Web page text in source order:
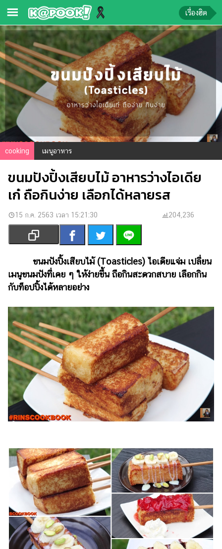
ข่าว-
ความ
รู้
ข่าว
ข่าว
บันเทิง
ตรวจ
หวย
ผล
บอล
สด
การ
เงิน
การ
บันเทิง
ดู
หนัง
Music
Station
ละคร
บันเทิง
เกาหลี
ไตล์
ดูด
วง
หญิง
ผู้ชาย
เรื่องฮิต
cooking เมนูอาหาร
ขนมปังปิ้งเสียบไม้ อาหารว่างไอเดีย
เก๋ ถือกินง่าย เลือกได้หลายรส
15 ก.ค. 2563 เวลา 15:21:30 204,236
ขนมปังปิ้งเสียบไม้ (Toasticles) ไอเดียแจ่ม เปลี่ยน
เมนูขนมปังที่เคย ๆ ให้ง่ายขึ้น ถือกินสะดวกสบาย เลือกกิน
กับท็อปปิ้งได้หลายอย่าง